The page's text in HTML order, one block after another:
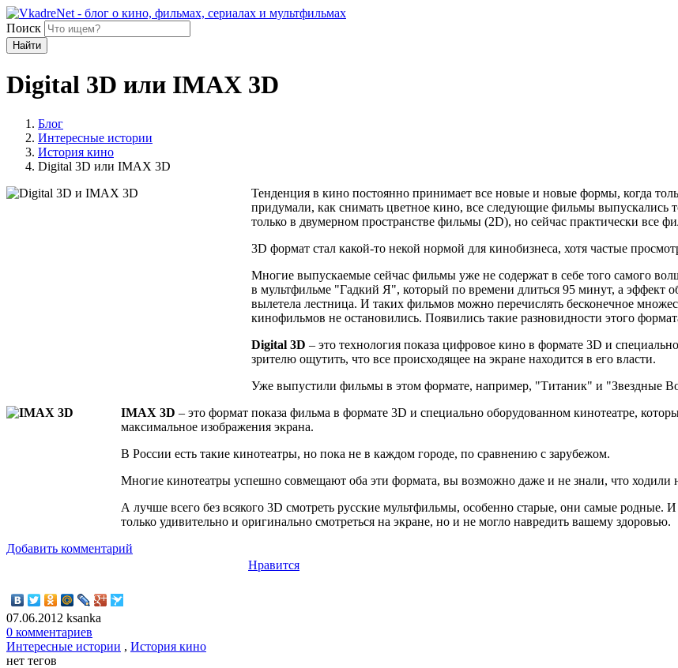
Поиск
Найти
Digital 3D или IMAX 3D
Блог
Интересные истории
История кино
Digital 3D или IMAX 3D
Тенденция в кино постоянно принимает все новые и новые формы, когда
придумали, как снимать цветное кино, все следующие фильмы выпускались
только в двумерном пространстве фильмы (2D), но сейчас практически все
3D формат стал какой-то некой нормой для кинобизнеса, хотя частые
Многие выпускаемые сейчас фильмы уже не содержат в себе того самого
в мультфильме "Гадкий Я", который по времени длиться 95 минут, а эффект
вылетела лестница. И таких фильмов можно перечислять бесконечное
кинофильмов не остановились. Появились такие разновидности этого
Digital 3D – это технология показа цифровое кино в формате 3D и
зрителю ощутить, что все происходящее на экране находится в его власти.
Уже выпустили фильмы в этом формате, например, "Титаник" и "Звездные
IMAX 3D – это формат показа фильма в формате 3D и специально оборудованном кинотеатре,
максимальное изображения экрана.
В России есть такие кинотеатры, но пока не в каждом городе, по сравнению с зарубежом.
Многие кинотеатры успешно совмещают оба эти формата, вы возможно даже и не знали, что ходили
А лучше всего без всякого 3D смотреть русские мультфильмы, особенно старые, они самые родные.
только удивительно и оригинально смотреться на экране, но и не могло навредить вашему здоровью.
Добавить комментарий
Нравится
07.06.2012 ksanka
0 комментариев
Интересные истории , История кино
нет тегов